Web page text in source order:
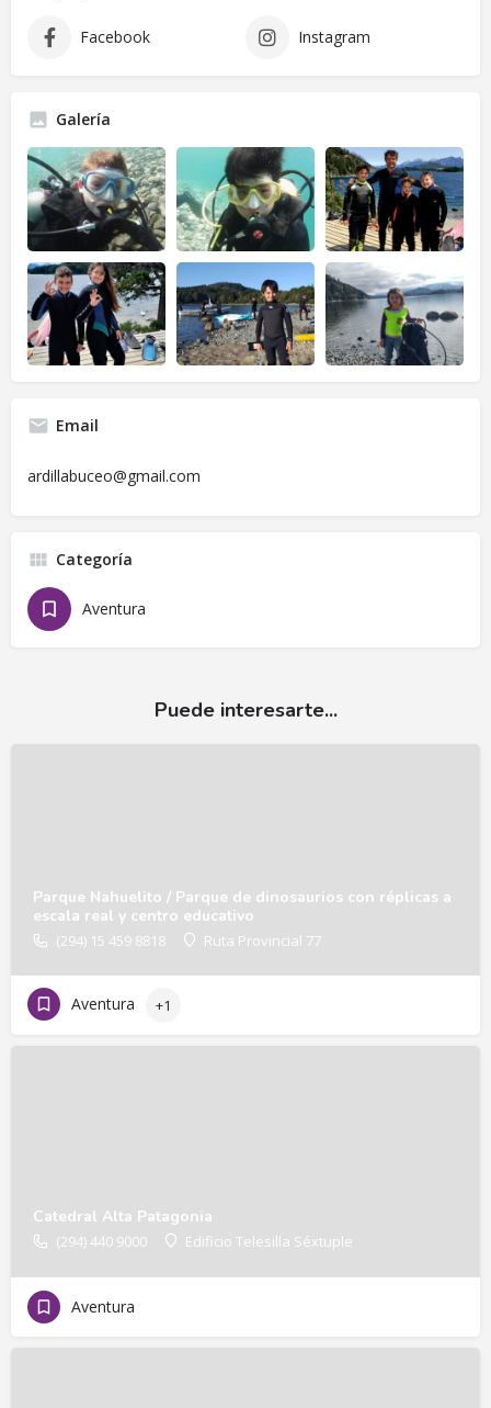
Facebook Instagram
Galería
Email
ardillabuceo@gmail.com
Categoría
Aventura
Puede interesarte...
Parque Nahuelito / Parque de dinosaurios con réplicas a
escala real y centro educativo
(294) 15 459 8818 Ruta Provincial 77
Aventura +1
Catedral Alta Patagonia
(294) 440 9000 Edificio Telesilla Séxtuple
Aventura